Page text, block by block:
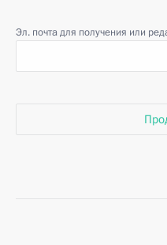
Эл. почта для получения или